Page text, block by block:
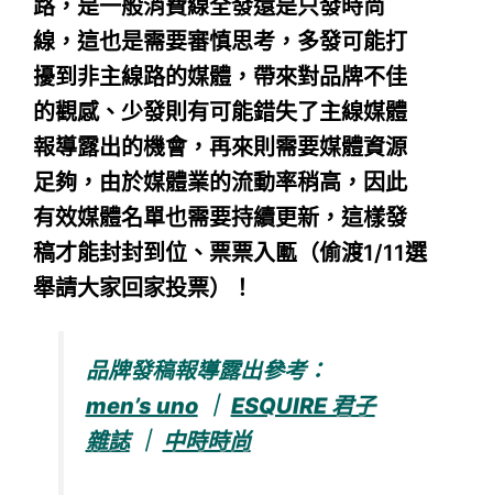
路，是一般消費線全發還是只發時尚
線，這也是需要審慎思考，多發可能打
擾到非主線路的媒體，帶來對品牌不佳
的觀感、少發則有可能錯失了主線媒體
報導露出的機會，再來則需要媒體資源
足夠，由於媒體業的流動率稍高，因此
有效媒體名單也需要持續更新，這樣發
稿才能封封到位、票票入匭（偷渡1/11選
舉請大家回家投票）！
品牌發稿報導露出參考：
men’s uno｜ ESQUIRE 君子
雜誌｜ 中時時尚